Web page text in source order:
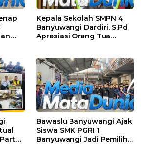
Kepala Sekolah SMPN 4
Banyuwangi Dardiri, S.Pd
Apresiasi Orang Tua
Depan Gerbang Sekolah
Bawaslu Banyuwangi Ajak
Siswa SMK PGRI 1
Banyuwangi Jadi Pemilih